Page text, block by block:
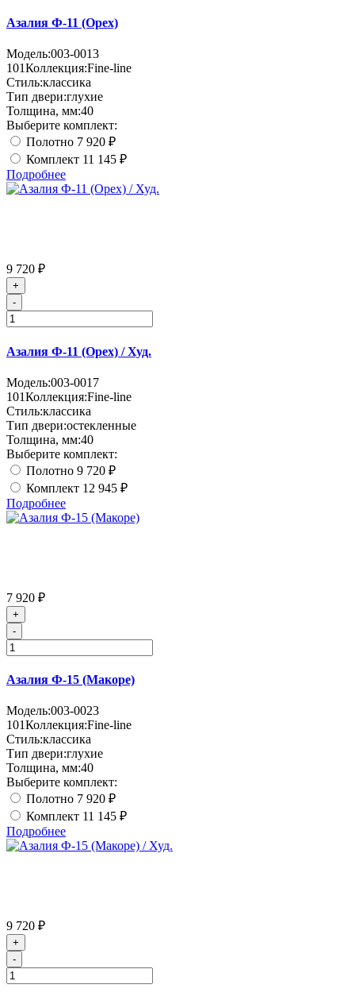
Азалия Ф-11 (Орех)
Модель:003-0013
101Коллекция:Fine-line
Стиль:классика
Тип двери:глухие
Толщина, мм:40
Выберите комплект:
Полотно 7 920 ₽
Комплект 11 145 ₽
Подробнее
9 720 ₽
+
-
Азалия Ф-11 (Орех) / Худ.
Модель:003-0017
101Коллекция:Fine-line
Стиль:классика
Тип двери:остекленные
Толщина, мм:40
Выберите комплект:
Полотно 9 720 ₽
Комплект 12 945 ₽
Подробнее
7 920 ₽
+
-
Азалия Ф-15 (Макоре)
Модель:003-0023
101Коллекция:Fine-line
Стиль:классика
Тип двери:глухие
Толщина, мм:40
Выберите комплект:
Полотно 7 920 ₽
Комплект 11 145 ₽
Подробнее
9 720 ₽
+
-